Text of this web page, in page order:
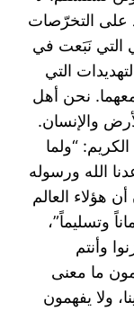
على التخرّصات
التي نَبَعت في
التي
معهما. نحن أهل
والإنسان.
“ولما
الله ورسوله
هؤلاء العالم
وتسليماً”،
وأنتم
ما معنى
ولا يفهمون